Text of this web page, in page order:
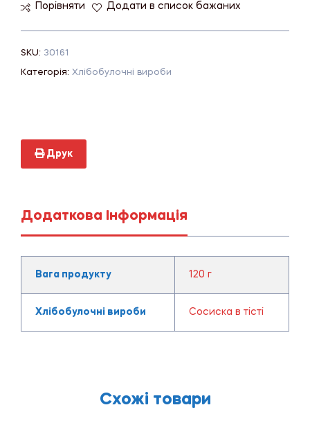
Порівняти Додати в список бажаних
SKU: 30161
Категорія: Хлібобулочні вироби
Друк
Додаткова Інформація
Вага продукту 120 г
Хлібобулочні вироби Cосиска в тісті
Схожі товари